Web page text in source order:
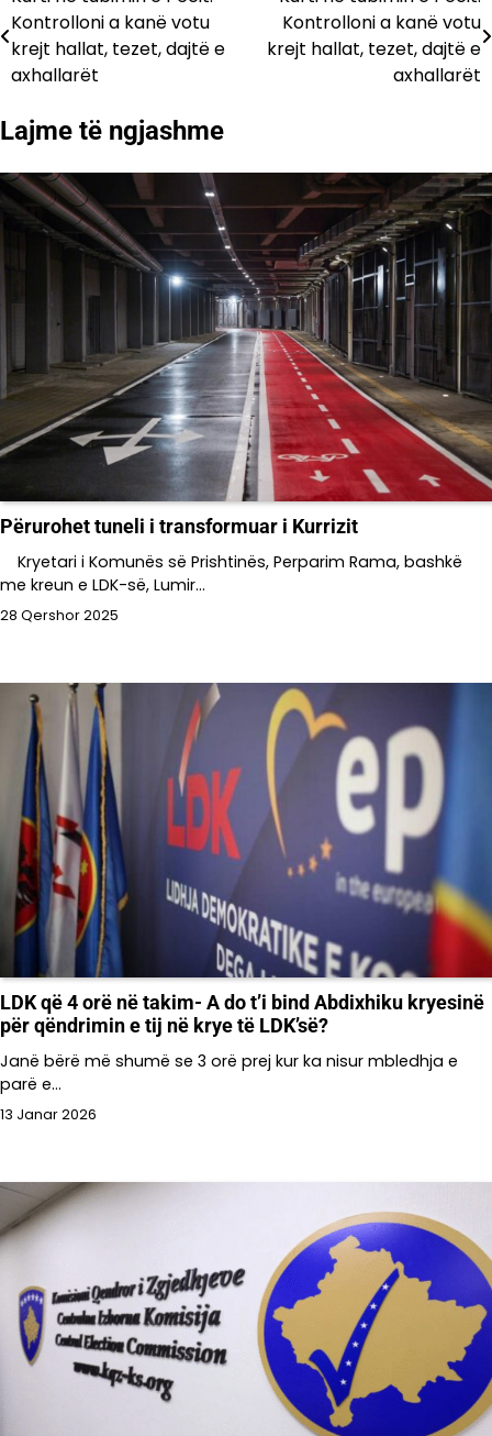
te
postimet
Kontrolloni a kanë votu
krejt hallat, tezet, dajtë e
axhallarët
Kontrolloni a kanë votu
krejt hallat, tezet, dajtë e
axhallarët
Lajme të ngjashme
Përurohet tuneli i transformuar i Kurrizit
Kryetari i Komunës së Prishtinës, Perparim Rama, bashkë
me kreun e LDK-së, Lumir…
28 Qershor 2025
LDK që 4 orë në takim- A do t’i bind Abdixhiku kryesinë
për qëndrimin e tij në krye të LDK’së?
Janë bërë më shumë se 3 orë prej kur ka nisur mbledhja e
parë e…
13 Janar 2026